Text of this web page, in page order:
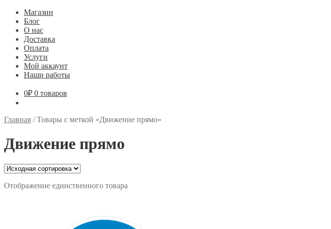
Магазин
Блог
О нас
Доставка
Оплата
Услуги
Мой аккаунт
Наши работы
0₽ 0 товаров
Главная /Товары с меткой «Движение прямо»
Движение прямо
Отображение единственного товара